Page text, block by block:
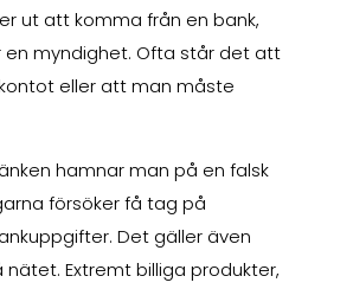
ut att komma från en bank,
myndighet. Ofta står det att
eller att man måste
hamnar man på en falsk
försöker få tag på
Det gäller även
Extremt billiga produkter,